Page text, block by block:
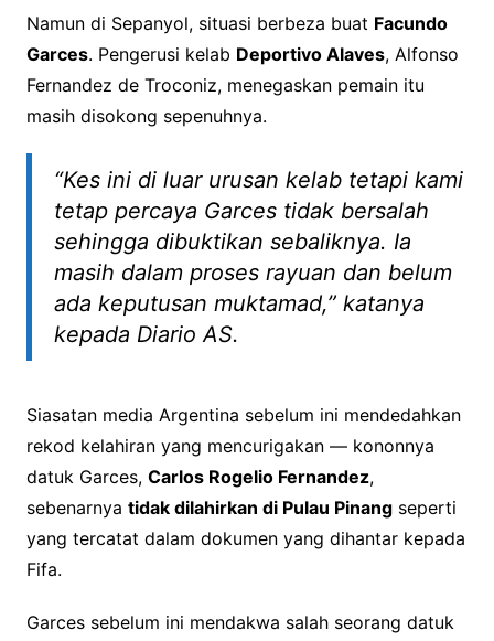
Namun di Sepanyol, situasi berbeza buat Facundo
Garces. Pengerusi kelab Deportivo Alaves, Alfonso
Fernandez de Troconiz, menegaskan pemain itu
masih disokong sepenuhnya.
“Kes ini di luar urusan kelab tetapi kami
tetap percaya Garces tidak bersalah
sehingga dibuktikan sebaliknya. Ia
masih dalam proses rayuan dan belum
ada keputusan muktamad,” katanya
kepada Diario AS.
Siasatan media Argentina sebelum ini mendedahkan
rekod kelahiran yang mencurigakan — kononnya
datuk Garces, Carlos Rogelio Fernandez,
sebenarnya tidak dilahirkan di Pulau Pinangseperti
yang tercatat dalam dokumen yang dihantar kepada
Fifa.
Garces sebelum ini mendakwa salah seorang datuk